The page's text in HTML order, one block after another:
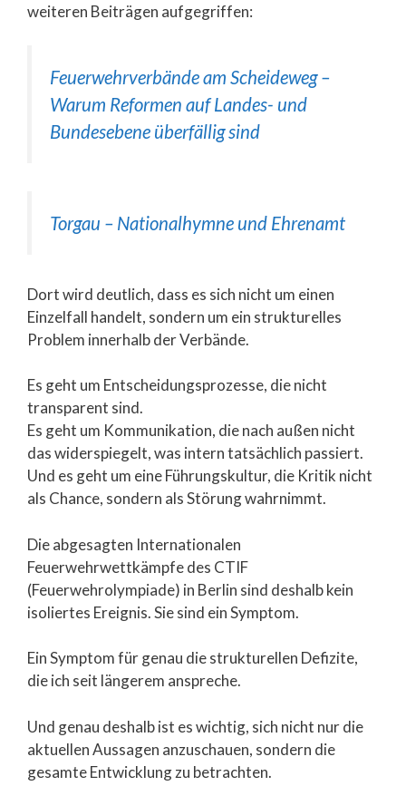
weiteren Beiträgen aufgegriffen:
Feuerwehrverbände am Scheideweg –
Warum Reformen auf Landes- und
Bundesebene überfällig sind
Torgau – Nationalhymne und Ehrenamt
Dort wird deutlich, dass es sich nicht um einen
Einzelfall handelt, sondern um ein strukturelles
Problem innerhalb der Verbände.
Es geht um Entscheidungsprozesse, die nicht
transparent sind.
Es geht um Kommunikation, die nach außen nicht
das widerspiegelt, was intern tatsächlich passiert.
Und es geht um eine Führungskultur, die Kritik nicht
als Chance, sondern als Störung wahrnimmt.
Die abgesagten Internationalen
Feuerwehrwettkämpfe des CTIF
(Feuerwehrolympiade) in Berlin sind deshalb kein
isoliertes Ereignis. Sie sind ein Symptom.
Ein Symptom für genau die strukturellen Defizite,
die ich seit längerem anspreche.
Und genau deshalb ist es wichtig, sich nicht nur die
aktuellen Aussagen anzuschauen, sondern die
gesamte Entwicklung zu betrachten.